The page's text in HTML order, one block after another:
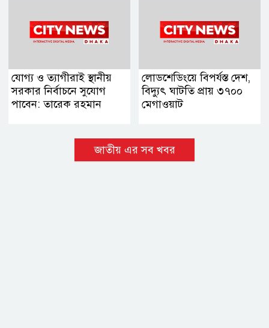
যোগ্য ও ত্যাগীরাই স্থানীয়
সরকার নির্বাচনে সুযোগ
পাবেন: তারেক রহমান
লোডশেডিংয়ে বিপর্যস্ত দেশ,
বিদ্যুৎ ঘাটতি প্রায় ৩৭০০
মেগাওয়াট
জাতীয় এর সব খবর